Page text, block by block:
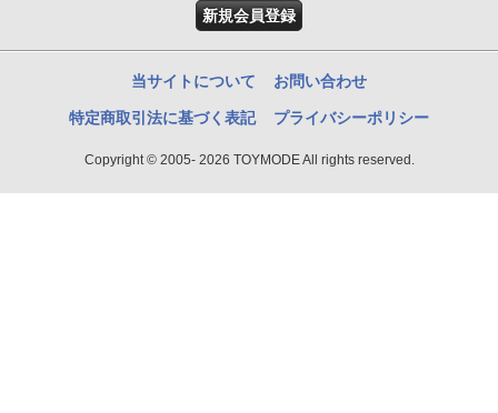
新規会員登録
当サイトについて お問い合わせ
特定商取引法に基づく表記 プライバシーポリシー
Copyright © 2005- 2026 TOYMODE All rights reserved.